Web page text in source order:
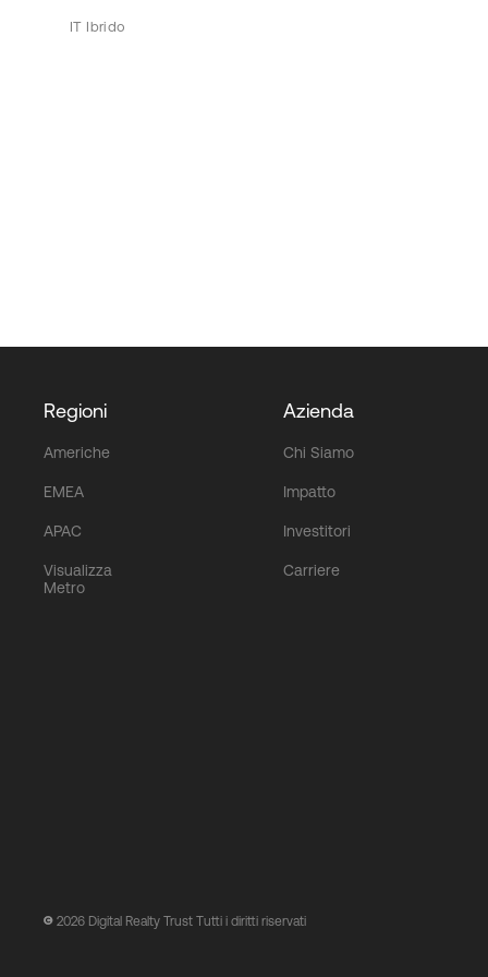
IT Ibrido
Regioni
Americhe
EMEA
APAC
Visualizza
Metro
Azienda
Chi Siamo
Impatto
Investitori
Carriere
2026 Digital Realty Trust Tutti i diritti riservati